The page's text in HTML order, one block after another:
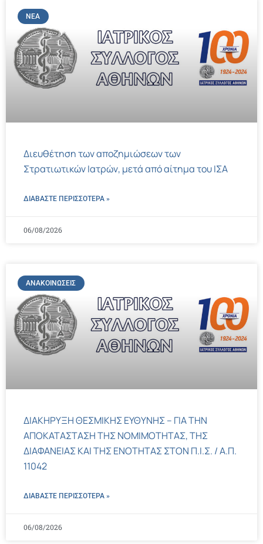
ΝΈΑ
Διευθέτηση των αποζημιώσεων των
Στρατιωτικών Ιατρών, μετά από αίτημα του ΙΣΑ
ΔΙΑΒΑΣΤΕ ΠΕΡΙΣΣΌΤΕΡΑ »
06/08/2026
ΑΝΑΚΟΙΝΏΣΕΙΣ
ΔΙΑΚΗΡΥΞΗ ΘΕΣΜΙΚΗΣ ΕΥΘΥΝΗΣ – ΓΙΑ ΤΗΝ
ΑΠΟΚΑΤΑΣΤΑΣΗ ΤΗΣ ΝΟΜΙΜΟΤΗΤΑΣ, ΤΗΣ
ΔΙΑΦΑΝΕΙΑΣ ΚΑΙ ΤΗΣ ΕΝΟΤΗΤΑΣ ΣΤΟΝ Π.Ι.Σ. / Α.Π.
11042
ΔΙΑΒΑΣΤΕ ΠΕΡΙΣΣΌΤΕΡΑ »
06/08/2026